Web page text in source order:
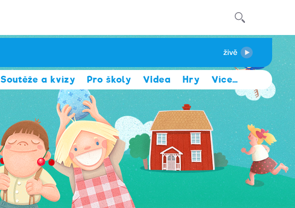
Soutěže a kvízy Pro školy Videa Hry Více…